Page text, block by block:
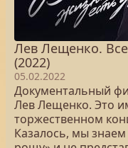
Лев Лещенко.
(2022)
05.02.2022
Документальный
Лев Лещенко. Это
торжественном
Казалось, мы